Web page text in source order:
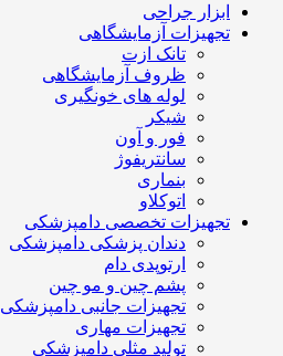
ابزار جراحی
تجهیزات آزمایشگاهی
تانک ازت
ظروف آزمایشگاهی
لوله های خونگیری
شیکر
فور و آون
سانتریفوژ
بنماری
اتوکلاو
تجهیزات تخصصی دامپزشکی
دندان پزشکی دامپزشکی
ارتوپدی دام
پشم چین و مو چین
تجهیزات جانبی دامپزشکی
تجهیزات مهاری
تولید مثلی دامپزشکی